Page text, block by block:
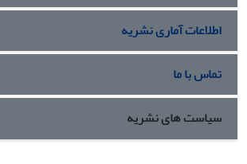
اطلاعات آماری نشریه
تماس با ما
سیاست های نشریه